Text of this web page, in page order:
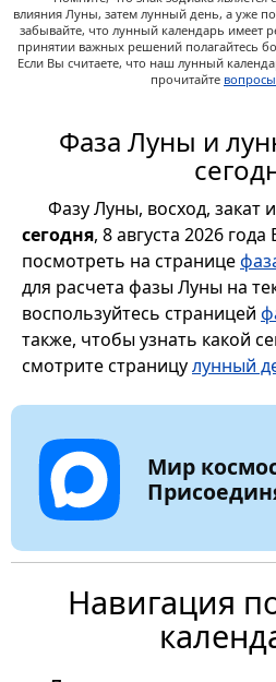
влияния Луны, затем лунный день, а уже
забывайте, что лунный календарь имеет
принятии важных решений полагайтесь
Если Вы считаете, что наш лунный
прочитайте
Фаза Луны и
Фазу Луны, восход, закат
сегодня, 8 августа 2026
посмотреть на странице
для расчета фазы Луны на
воспользуйтесь страницей
также, чтобы узнать какой
смотрите страницулунный
Мир
Навигация